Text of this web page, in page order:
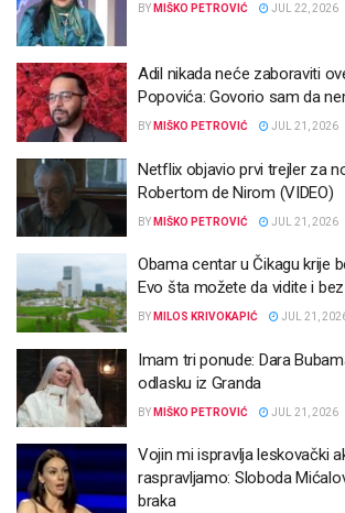
BY MIŠKO PETROVIĆ JUL 22, 2026
Adil nikada neće zaboraviti
Popovića: Govorio sam da
BY MIŠKO PETROVIĆ JUL 21, 2026
Netflix objavio prvi trejler za
Robertom de Nirom (VIDEO)
BY MIŠKO PETROVIĆ JUL 21, 2026
Obama centar u Čikagu krije
Evo šta možete da vidite i
BY MILOS KRIVOKAPIĆ JUL 21,
Imam tri ponude: Dara
odlasku iz Granda
BY MIŠKO PETROVIĆ JUL 21, 2026
Vojin mi ispravlja leskovački
raspravljamo: Sloboda
braka